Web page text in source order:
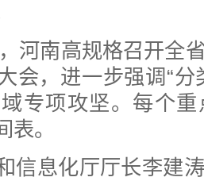
南高规格召开全
会，进一步强调“分
专项攻坚。每个
。
息化厅厅长李建涛